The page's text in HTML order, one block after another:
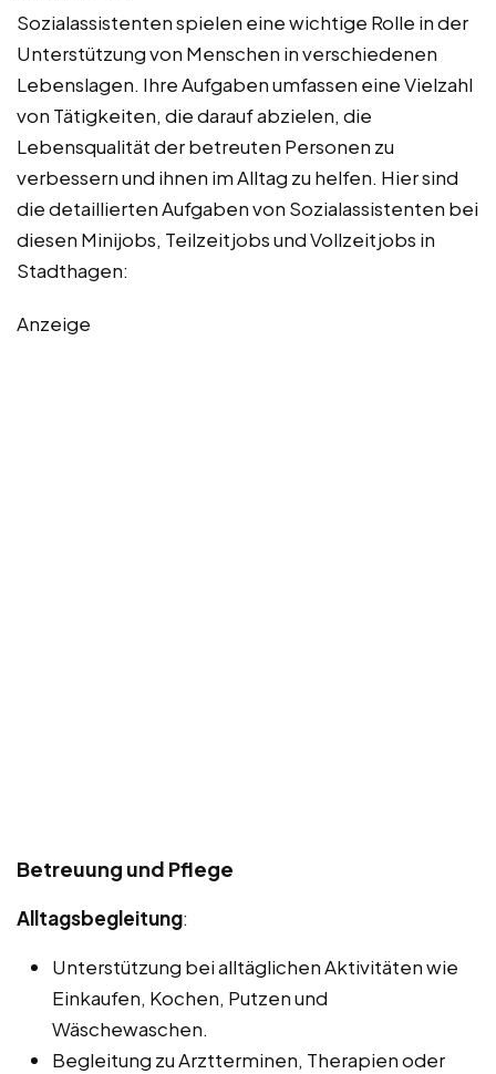
Sozialassistenten spielen eine wichtige Rolle in der
Unterstützung von Menschen in verschiedenen
Lebenslagen. Ihre Aufgaben umfassen eine Vielzahl
von Tätigkeiten, die darauf abzielen, die
Lebensqualität der betreuten Personen zu
verbessern und ihnen im Alltag zu helfen. Hier sind
die detaillierten Aufgaben von Sozialassistenten bei
diesen Minijobs, Teilzeitjobs und Vollzeitjobs in
Stadthagen:
Anzeige
Betreuung und Pflege
Alltagsbegleitung:
Unterstützung bei alltäglichen Aktivitäten wie
Einkaufen, Kochen, Putzen und
Wäschewaschen.
Begleitung zu Arztterminen, Therapien oder